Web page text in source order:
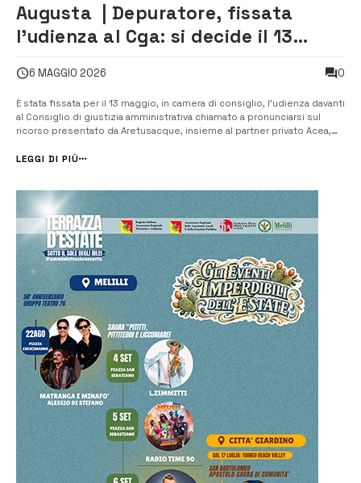
Augusta | Depuratore, fissata
l’udienza al Cga: si decide il 13
6 MAGGIO 2026 0
È stata fissata per il 13 maggio, in camera di consiglio, l’udienza davanti
al Consiglio di giustizia amministrativa chiamato a pronunciarsi sul
ricorso presentato da Aretusacque, insieme al partner privato Acea,
superamento delle criticità del sistema fognario e depurativo...
LEGGI DI PIÙ